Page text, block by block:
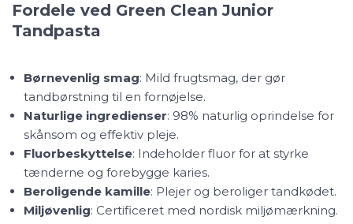
Fordele ved Green Clean Junior
Tandpasta
Børnevenlig smag: Mild frugtsmag, der gør
tandbørstning til en fornøjelse.
Naturlige ingredienser: 98% naturlig oprindelse for
skånsom og effektiv pleje.
Fluorbeskyttelse: Indeholder fluor for at styrke
tænderne og forebygge karies.
Beroligende kamille: Plejer og beroliger tandkødet.
Miljøvenlig: Certificeret med nordisk miljømærkning.